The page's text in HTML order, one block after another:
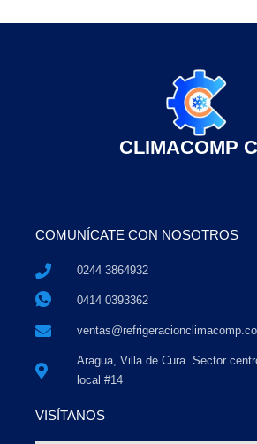
CLIMACOMP
COMUNÍCATE CON NOSOTROS
0244 3864932
0414 0393362
Aragua, Villa de Cura. Sector
local #14
VISÍTANOS